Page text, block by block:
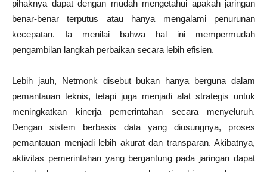
pihaknya dapat dengan mudah mengetahui apakah jaringan
benar-benar terputus atau hanya mengalami penurunan
kecepatan. Ia menilai bahwa hal ini mempermudah
pengambilan langkah perbaikan secara lebih efisien.
Lebih jauh, Netmonk disebut bukan hanya berguna dalam
pemantauan teknis, tetapi juga menjadi alat strategis untuk
meningkatkan kinerja pemerintahan secara menyeluruh.
Dengan sistem berbasis data yang diusungnya, proses
pemantauan menjadi lebih akurat dan transparan. Akibatnya,
aktivitas pemerintahan yang bergantung pada jaringan dapat